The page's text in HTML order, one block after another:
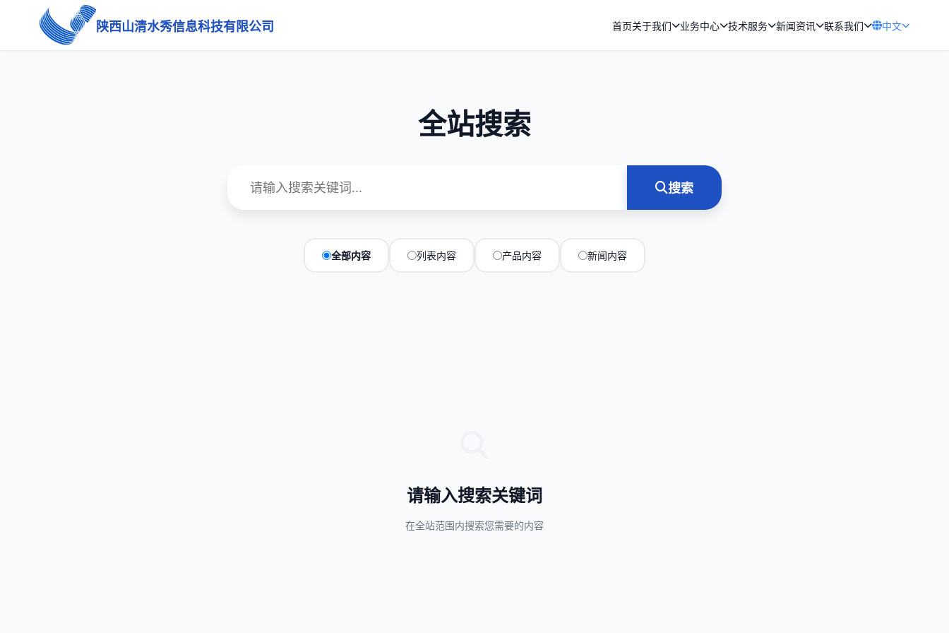
陕西山清水秀信息科技有限公司 首页关于我们 业务中心 技术服务 新闻资讯 联系我们 中文
全站搜索
搜索
全部内容 列表内容 产品内容 新闻内容
请输入搜索关键词
在全站范围内搜索您需要的内容